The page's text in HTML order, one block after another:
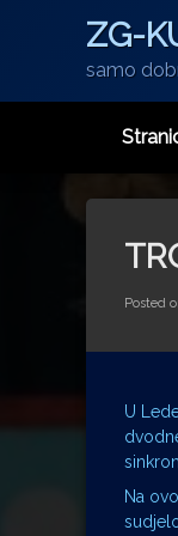
ZG-
samo
Posted
U
Na